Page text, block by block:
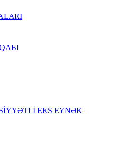
EKS EYNƏK